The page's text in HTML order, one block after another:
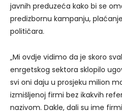
javnih preduzeća kako bi se
predizbornu kampanju,
političara.
„Mi ovdje vidimo da je skoro
enrgetskog sektora sklopilo
svi oni daju u prosjeku milion
izmišljenoj firmi bez ikakvih
nazivom. Dakle, dali su ime